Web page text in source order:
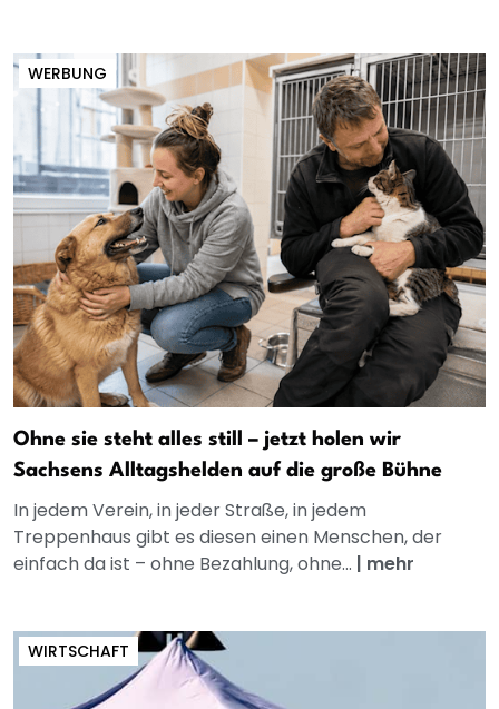
WERBUNG
Ohne sie steht alles still – jetzt holen wir
Sachsens Alltagshelden auf die große Bühne
In jedem Verein, in jeder Straße, in jedem
Treppenhaus gibt es diesen einen Menschen, der
einfach da ist – ohne Bezahlung, ohne... | mehr
WIRTSCHAFT